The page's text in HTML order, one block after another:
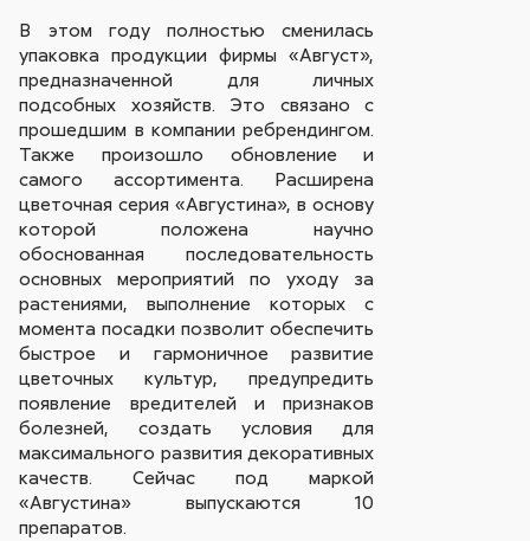
В этом году полностью сменилась
упаковка продукции фирмы «Август»,
предназначенной для личных
подсобных хозяйств. Это связано с
прошедшим в компании ребрендингом.
Также произошло обновление и
самого ассортимента. Расширена
цветочная серия «Августина», в основу
которой положена научно
обоснованная последовательность
основных мероприятий по уходу за
растениями, выполнение которых с
момента посадки позволит обеспечить
быстрое и гармоничное развитие
цветочных культур, предупредить
появление вредителей и признаков
болезней, создать условия для
максимального развития декоративных
качеств. Сейчас под маркой
«Августина» выпускаются 10
препаратов.